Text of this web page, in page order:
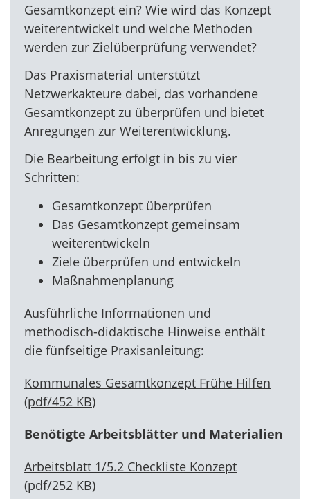
Gesamtkonzept ein? Wie wird das Konzept
weiterentwickelt und welche Methoden
werden zur Zielüberprüfung verwendet?
Das Praxismaterial unterstützt
Netzwerkakteure dabei, das vorhandene
Gesamtkonzept zu überprüfen und bietet
Anregungen zur Weiterentwicklung.
Die Bearbeitung erfolgt in bis zu vier
Schritten:
Gesamtkonzept überprüfen
Das Gesamtkonzept gemeinsam
weiterentwickeln
Ziele überprüfen und entwickeln
Maßnahmenplanung
Ausführliche Informationen und
methodisch-didaktische Hinweise enthält
die fünfseitige Praxisanleitung:
Kommunales Gesamtkonzept Frühe Hilfen
(pdf/452 KB)
Benötigte Arbeitsblätter und Materialien
Arbeitsblatt 1/5.2 Checkliste Konzept
(pdf/252 KB)